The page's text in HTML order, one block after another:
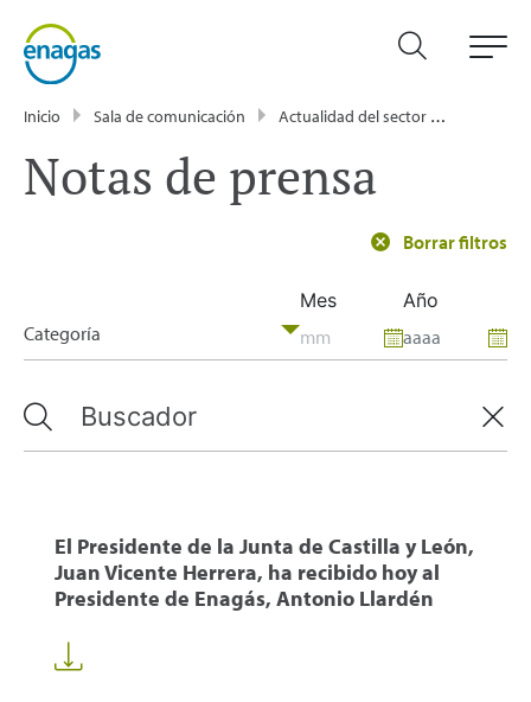
Inicio Sala de comunicación Actualidad del sector energético - Enagás
Notas de prensa
Borrar filtros
Categoría
Mes Año
El Presidente de la Junta de Castilla y León,
Juan Vicente Herrera, ha recibido hoy al
Presidente de Enagás, Antonio Llardén